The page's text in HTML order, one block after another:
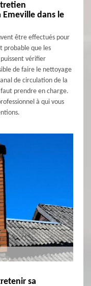
dans le
être effectués pour
probable que les
vérifier
de faire le nettoyage
de circulation de la
prendre en charge.
à qui vous
sa